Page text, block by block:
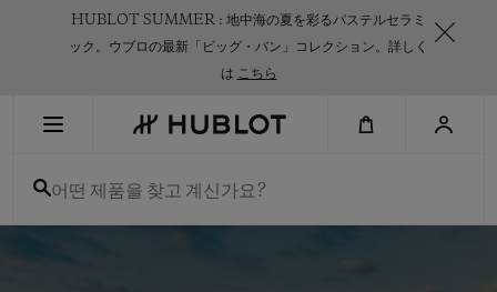
HUBLOT SUMMER : 地中海の夏を彩るパステルセラミ
ック。ウブロの最新「ビッグ・バン」コレクション。詳しく
は こちら
어떤 제품을 찾고 계신가요?
최근 검색이 없습니다